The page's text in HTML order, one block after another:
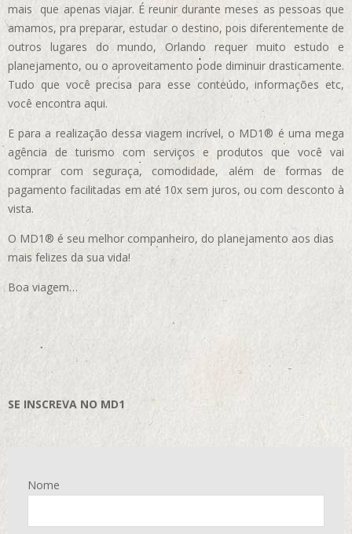
mais que apenas viajar. É reunir durante meses as pessoas que
amamos, pra preparar, estudar o destino, pois diferentemente de
outros lugares do mundo, Orlando requer muito estudo e
planejamento, ou o aproveitamento pode diminuir drasticamente.
Tudo que você precisa para esse conteúdo, informações etc,
você encontra aqui.
E para a realização dessa viagem incrível, o MD1® é uma mega
agência de turismo com serviços e produtos que você vai
comprar com seguraça, comodidade, além de formas de
pagamento facilitadas em até 10x sem juros, ou com desconto à
vista.
O MD1® é seu melhor companheiro, do planejamento aos dias
mais felizes da sua vida!
Boa viagem…
SE INSCREVA NO MD1
Nome